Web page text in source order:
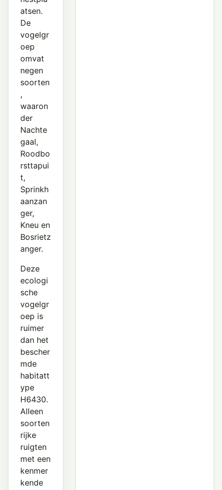
atsen.
De
vogelgr
oep
omvat
negen
soorten
,
waaron
der
Nachte
gaal,
Roodbo
rsttapui
t,
Sprinkh
aanzan
ger,
Kneu en
Bosrietz
anger.
Deze
ecologi
sche
vogelgr
oep is
ruimer
dan het
bescher
mde
habitatt
ype
H6430.
Alleen
soorten
rijke
ruigten
met een
kenmer
kende